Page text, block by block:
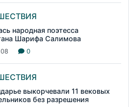
народная поэтесса
Шарифа Салимова
0
выкорчевали 11 вековых
без разрешения